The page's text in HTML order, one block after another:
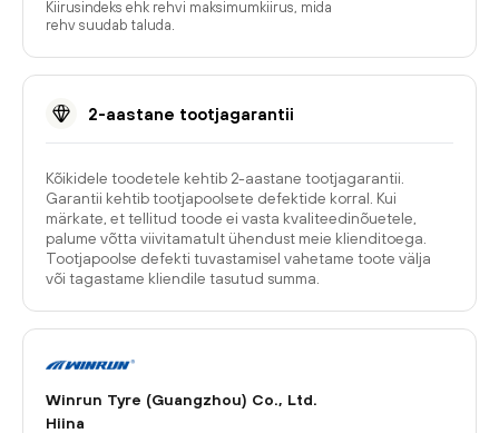
Kiirusindeks ehk rehvi maksimumkiirus, mida
rehv suudab taluda.
2-aastane tootjagarantii
Kõikidele toodetele kehtib 2-aastane tootjagarantii.
Garantii kehtib tootjapoolsete defektide korral. Kui
märkate, et tellitud toode ei vasta kvaliteedinõuetele,
palume võtta viivitamatult ühendust meie klienditoega.
Tootjapoolse defekti tuvastamisel vahetame toote välja
või tagastame kliendile tasutud summa.
Winrun Tyre (Guangzhou) Co., Ltd.
Hiina